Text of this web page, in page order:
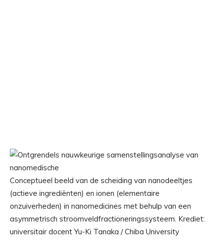
Conceptueel beeld van de scheiding van nanodeeltjes
(actieve ingrediënten) en ionen (elementaire
onzuiverheden) in nanomedicines met behulp van een
asymmetrisch stroomveldfractioneringssysteem. Krediet:
universitair docent Yu-Ki Tanaka / Chiba University